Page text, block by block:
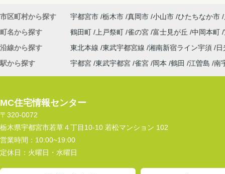
市区町村から探す 宇都宮市 栃木市 真岡市 小山市 ひたちなか市
町名から探す
鶴田町 上戸祭町 雀の宮 富士見が丘 中岡本町
沿線から探す
東北本線 東武宇都宮線 湘南新宿ライン宇須
駅から探す
宇都宮 東武宇都宮 雀宮 岡本 鶴田 江曽島 南
MC住宅情報センター
〒320-0072
栃木県宇都宮市若草４丁目10-10 若松マンション 102
営業時間： 10:00~19:00
定休日： 火曜日・水曜日